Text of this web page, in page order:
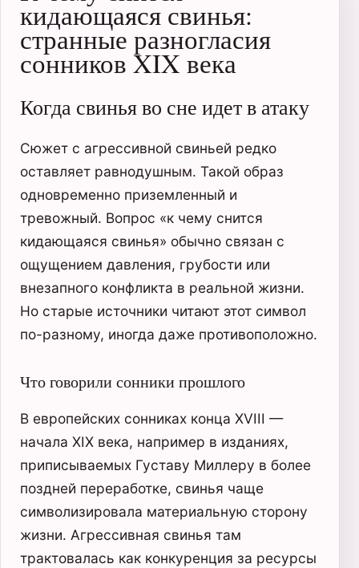
кидающаяся свинья:
странные разногласия
сонников XIX века
Когда свинья во сне идет в атаку
Сюжет с агрессивной свиньей редко
оставляет равнодушным. Такой образ
одновременно приземленный и
тревожный. Вопрос «к чему снится
кидающаяся свинья» обычно связан с
ощущением давления, грубости или
внезапного конфликта в реальной жизни.
Но старые источники читают этот символ
по-разному, иногда даже противоположно.
Что говорили сонники прошлого
В европейских сонниках конца XVIII —
начала XIX века, например в изданиях,
приписываемых Густаву Миллеру в более
поздней переработке, свинья чаще
символизировала материальную сторону
жизни. Агрессивная свинья там
трактовалась как конкуренция за ресурсы